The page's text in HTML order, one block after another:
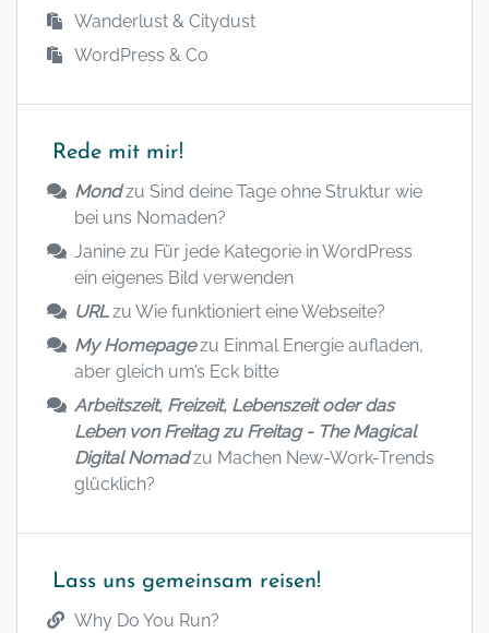
Wanderlust & Citydust
WordPress & Co
Rede mit mir!
Mondzu Sind deine Tage ohne Struktur wie
bei uns Nomaden?
Janine zu Für jede Kategorie in WordPress
ein eigenes Bild verwenden
URLzu Wie funktioniert eine Webseite?
My Homepagezu Einmal Energie aufladen,
aber gleich um’s Eck bitte
Arbeitszeit, Freizeit, Lebenszeit oder das
Leben von Freitag zu Freitag - The Magical
Digital Nomadzu Machen New-Work-Trends
glücklich?
Lass uns gemeinsam reisen!
Why Do You Run?